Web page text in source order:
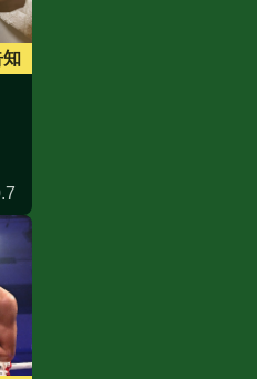
知